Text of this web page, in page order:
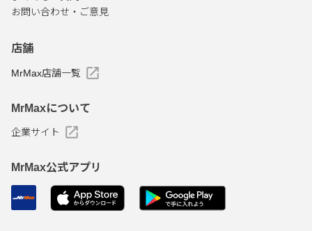
お問い合わせ・ご意見
店舗
MrMax店舗一覧
MrMaxについて
企業サイト
MrMax公式アプリ